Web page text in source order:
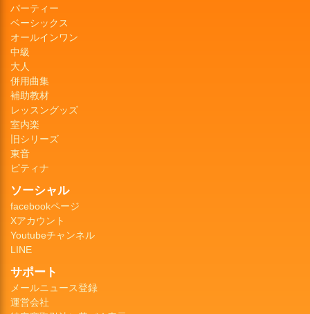
パーティー
ベーシックス
オールインワン
中級
大人
併用曲集
補助教材
レッスングッズ
室内楽
旧シリーズ
東音
ピティナ
ソーシャル
facebookページ
Xアカウント
Youtubeチャンネル
LINE
サポート
メールニュース登録
運営会社